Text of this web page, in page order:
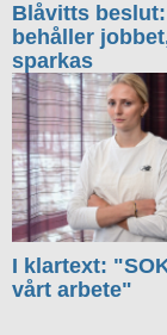
Blåvitts
behåller
sparkas
I klartext:
vårt arbete"